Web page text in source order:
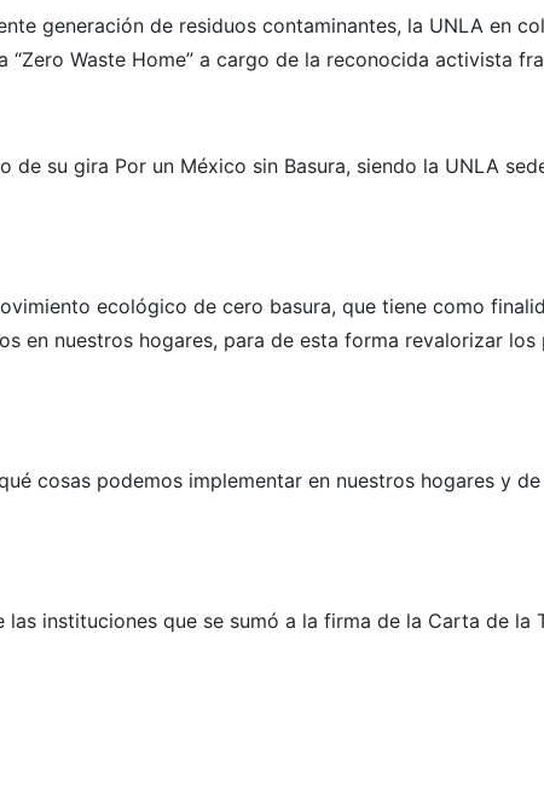
generación de residuos contaminantes, la UNLA en
Waste Home” a cargo de la reconocida activista
su gira Por un México sin Basura, siendo la UNLA
ecológico de cero basura, que tiene como
en nuestros hogares, para de esta forma revalorizar
cosas podemos implementar en nuestros hogares y
instituciones que se sumó a la firma de la Carta de la